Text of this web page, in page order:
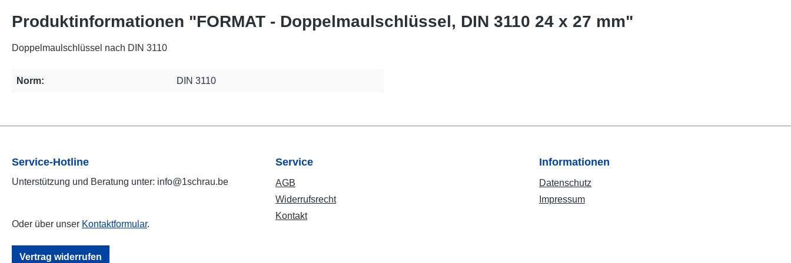
Produktinformationen "FORMAT - Doppelmaulschlüssel, DIN 3110 24 x 27 mm"
Doppelmaulschlüssel nach DIN 3110
Norm: DIN 3110
Service-Hotline
Unterstützung und Beratung unter: info@1schrau.be
Oder über unser Kontaktformular.
Vertrag widerrufen
Service
AGB
Widerrufsrecht
Kontakt
Informationen
Datenschutz
Impressum